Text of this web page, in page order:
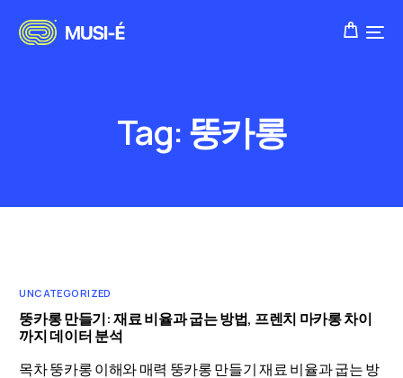
Tag:뚱카롱
UNCATEGORIZED
뚱카롱 만들기: 재료 비율과 굽는 방법, 프렌치 마카롱 차이
까지 데이터 분석
목차 뚱카롱 이해와 매력 뚱카롱 만들기 재료 비율과 굽는 방